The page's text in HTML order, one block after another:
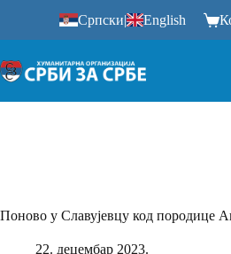
Српски| English
Поново у Славујевцу код породице
22. децембар 2023.